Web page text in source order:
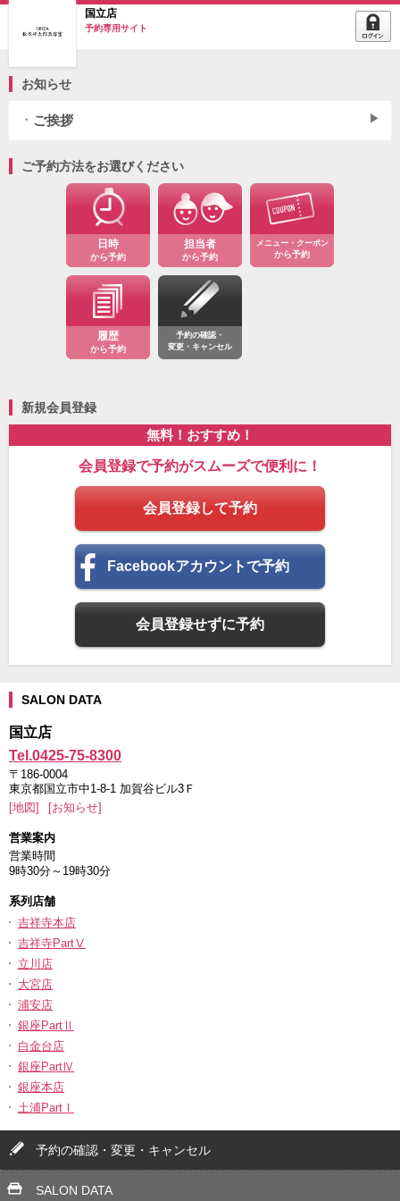
国立店
予約専用サイト
お知らせ
ご挨拶
ご予約方法をお選びください
日時
から予約
担当者
から予約
メニュー・クーポン
から予約
履歴
から予約
予約の確認・
変更・キャンセル
新規会員登録
無料！おすすめ！
会員登録で予約がスムーズで便利に！
会員登録して予約
Facebookアカウントで予約
会員登録せずに予約
SALON DATA
国立店
Tel.0425-75-8300
〒186-0004
東京都国立市中1-8-1 加賀谷ビル3Ｆ
[地図]
[お知らせ]
営業案内
営業時間
9時30分～19時30分
系列店舗
吉祥寺本店
吉祥寺PartⅤ
立川店
大宮店
浦安店
銀座PartⅡ
白金台店
銀座PartⅣ
銀座本店
土浦PartⅠ
予約の確認・変更・キャンセル
SALON DATA